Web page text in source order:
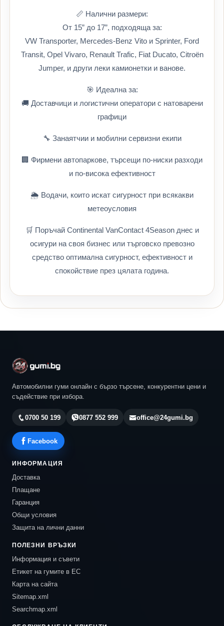
📏 Налични размери:
От 15” до 17”, подходяща за:
VW Transporter, Mercedes-Benz Vito и Sprinter, Ford
Transit, Opel Vivaro, Renault Trafic, Fiat Ducato, Citroën
Jumper, и други леки камионетки и ванове.
🎯 Идеална за:
🚚 Доставчици и логистични оператори с натоварени
графици
🔧 Занаятчии и мобилни сервизни екипи
🏢 Фирмени автопаркове, търсещи по-ниски разходи
и по-висока ефективност
🌦️ Водачи, които искат сигурност при всякакви
метеоусловия
🛒 Поръчай Continental VanContact 4Season днес и
осигури на своя бизнес или търговско превозно
средство оптимална сигурност, ефективност и
спокойствие през цялата година.
Автомобилни гуми онлайн с бързо търсене, конкурентни цени и
съдействие при избора.
0700 50 199 0877 552 999 office@24gumi.bg
Facebook
ИНФОРМАЦИЯ
Доставка
Плащане
Гаранция
Общи условия
Защита на лични данни
ПОЛЕЗНИ ВРЪЗКИ
Информация и съвети
Етикет на гумите в ЕС
Карта на сайта
Sitemap.xml
Searchmap.xml